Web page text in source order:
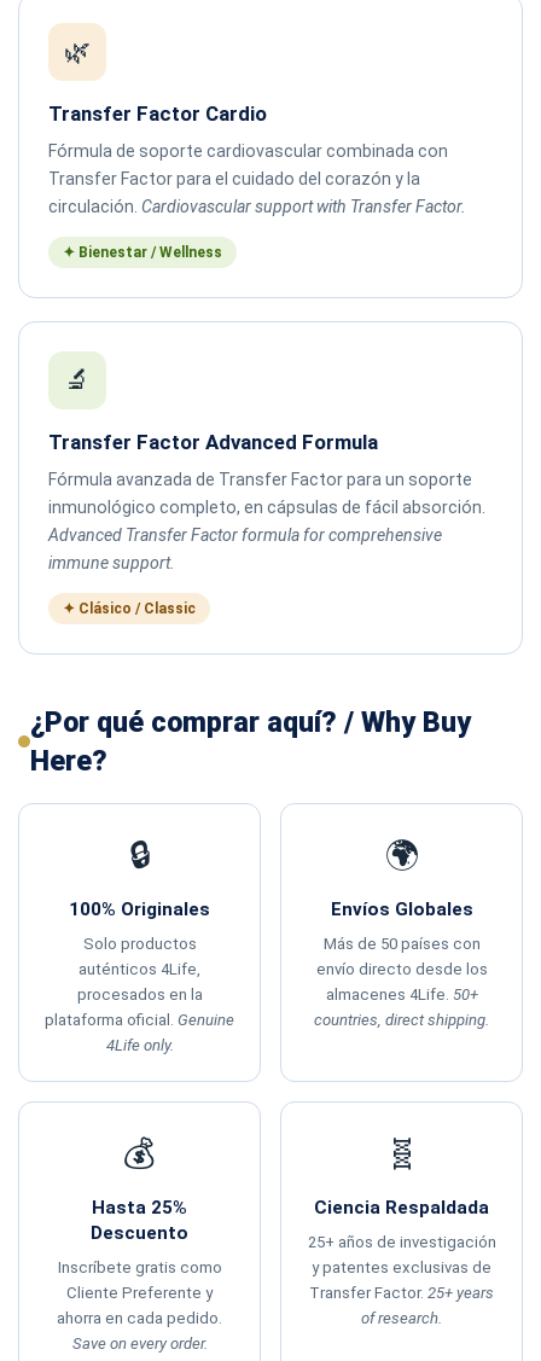
🌿
Transfer Factor Cardio
Fórmula de soporte cardiovascular combinada con
Transfer Factor para el cuidado del corazón y la
circulación. Cardiovascular support with Transfer Factor.
✦ Bienestar / Wellness
🔬
Transfer Factor Advanced Formula
Fórmula avanzada de Transfer Factor para un soporte
inmunológico completo, en cápsulas de fácil absorción.
Advanced Transfer Factor formula for comprehensive
immune support.
✦ Clásico / Classic
¿Por qué comprar aquí? / Why Buy
Here?
🔒
100% Originales
Solo productos
auténticos 4Life,
procesados en la
plataforma oficial. Genuine
4Life only.
🌍
Envíos Globales
Más de 50 países con
envío directo desde los
almacenes 4Life. 50+
countries, direct shipping.
💰
Hasta 25%
Descuento
Inscríbete gratis como
Cliente Preferente y
ahorra en cada pedido.
Save on every order.
🧬
Ciencia Respaldada
25+ años de investigación
y patentes exclusivas de
Transfer Factor. 25+ years
of research.